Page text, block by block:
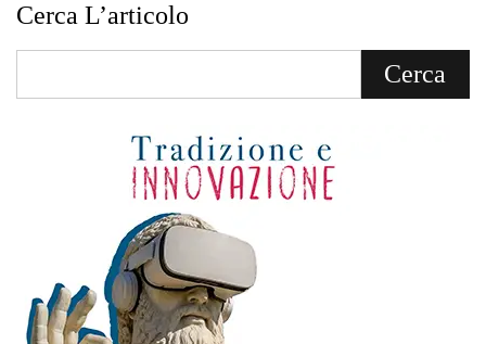
Cerca L’articolo